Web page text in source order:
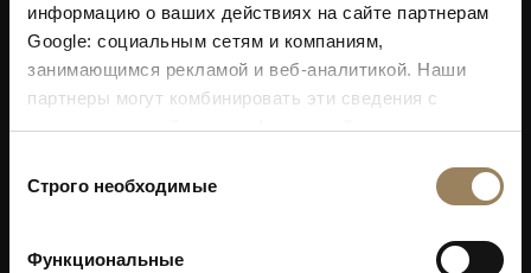
информацию о ваших действиях на сайте партнерам
Google: социальным сетям и компаниям,
занимающимся рекламой и веб-аналитикой. Наши
партнеры могут комбинировать эти сведения с
предоставленной вами информацией, а также
вами их сервисов.
согласия
Строго необходимые
Функциональные